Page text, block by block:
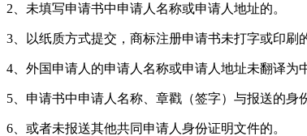
2、未填写申请书中申请人名称或申请人地址的。
3、以纸质方式提交，商标注册申请书未打字或印刷
4、外国申请人的申请人名称或申请人地址未翻译为
5、申请书中申请人名称、章戳（签字）与报送的身
6、或者未报送其他共同申请人身份证明文件的。